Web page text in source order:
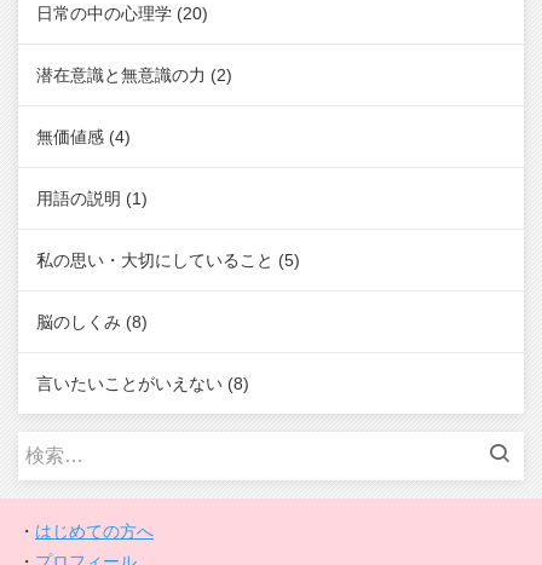
日常の中の心理学 (20)
潜在意識と無意識の力 (2)
無価値感 (4)
用語の説明 (1)
私の思い・大切にしていること (5)
脳のしくみ (8)
言いたいことがいえない (8)
検
・ はじめての方へ